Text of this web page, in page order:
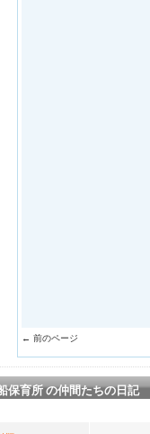
← 前のページ
育所 の仲間たちの日記